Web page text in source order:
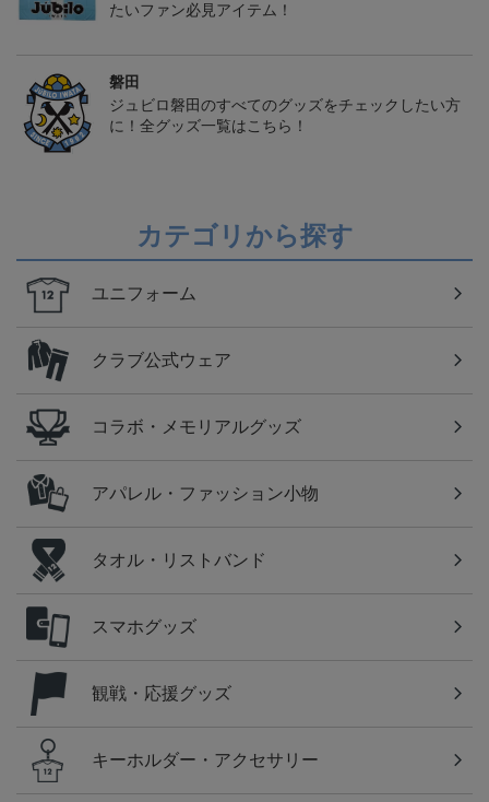
たいファン必見アイテム！
磐田
ジュビロ磐田のすべてのグッズをチェックしたい方
に！全グッズ一覧はこちら！
カテゴリから探す
ユニフォーム
クラブ公式ウェア
コラボ・メモリアルグッズ
アパレル・ファッション小物
タオル・リストバンド
スマホグッズ
観戦・応援グッズ
キーホルダー・アクセサリー